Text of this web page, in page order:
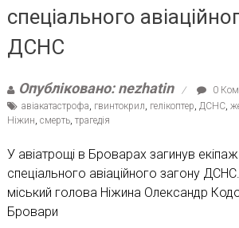
спеціального
ДСНС
Опубліковано: nezhatin
0
авіакатастрофа, гвинтокрил, гелікоптер, ДСНС,
Ніжин, смерть, трагедія
У авіатрощі в Броварах загинув
спеціального авіаційного загону
міський голова Ніжина Олександр
Бровари